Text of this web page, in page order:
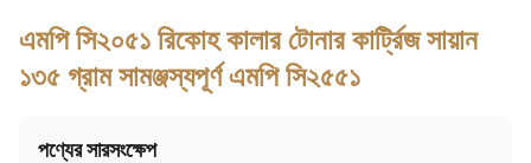
এমপি সি২০৫১ রিকোহ কালার টোনার কার্ট্রিজ সায়ান
১৩৫ গ্রাম সামঞ্জস্যপূর্ণ এমপি সি২৫৫১
পণ্যের সারসংক্ষেপ